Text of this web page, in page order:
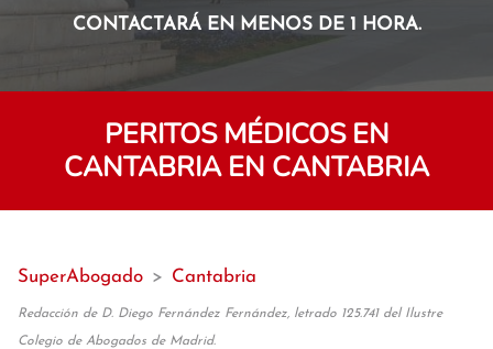
CONTACTARÁ EN MENOS DE 1 HORA.
PERITOS MÉDICOS EN
CANTABRIA EN CANTABRIA
SuperAbogado > Cantabria
Redacción de D. Diego Fernández Fernández, letrado 125.741 del Ilustre
Colegio de Abogados de Madrid.